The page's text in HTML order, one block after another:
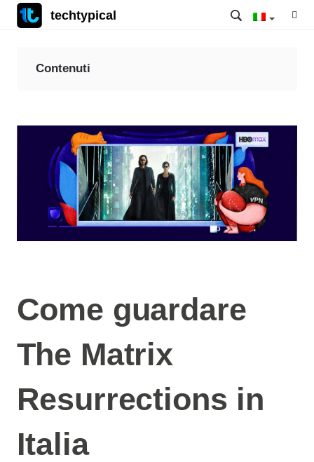
techtypical
Come guardare
The Matrix
Resurrections in
Italia
Contenuti